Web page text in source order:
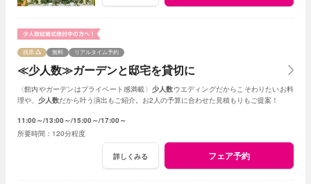
≪少人数≫ガーデンと邸宅を貸切に
残席 無料 リアルタイム予約
〈館内やガーデンはプライベート感満載〉 少人数ウエディングだからこそわりたいお料
理や、 少人数だから叶う演出もご紹介。お2人の予算に合わせた見積もりもご提案！
11:00～ 13:00～ 15:00～ 17:00～
120分程度
詳しくみる フェア予約